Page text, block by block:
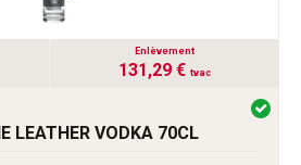
Enlèvement
131,29 € tvac
LEATHER VODKA 70CL